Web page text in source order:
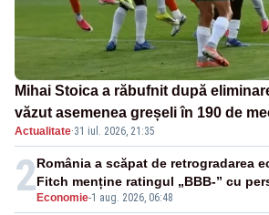
Mihai Stoica a răbufnit după
văzut asemenea greșeli în 190 de
Actualitate·31 iul. 2026, 21:35
2 Economie-1 aug. 2026, 06:48
România a scăpat de retrogradarea
Fitch menține ratingul „BBB-” cu